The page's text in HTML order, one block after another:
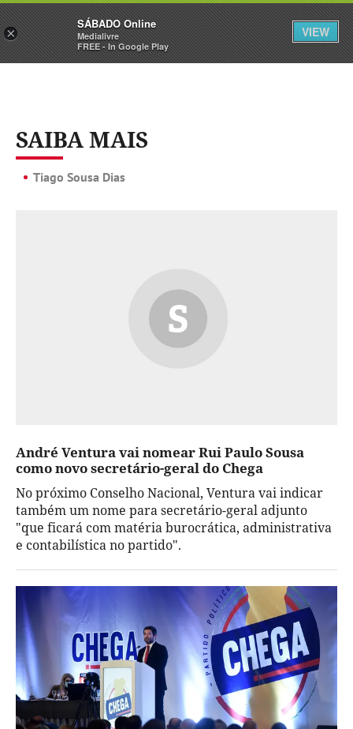
Sábado Assine Iniciar Sessão
SAIBA MAIS
Tiago Sousa Dias
André Ventura vai nomear Rui Paulo Sousa
como novo secretário-geral do Chega
No próximo Conselho Nacional, Ventura vai indicar
também um nome para secretário-geral adjunto
"que ficará com matéria burocrática, administrativa
e contabilística no partido".
×
SÁBADO Online
Medialivre
FREE - In Google Play
VIEW